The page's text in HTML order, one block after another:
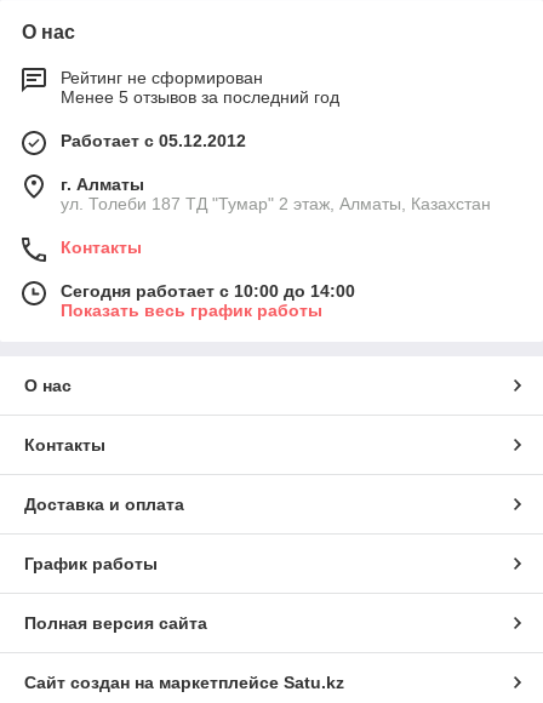
О нас
Рейтинг не сформирован
Менее 5 отзывов за последний год
Работает с 05.12.2012
г. Алматы
ул. Толеби 187 ТД "Тумар" 2 этаж, Алматы, Казахстан
Контакты
Сегодня работает с 10:00 до 14:00
Показать весь график работы
О нас
Контакты
Доставка и оплата
График работы
Полная версия сайта
Сайт создан на маркетплейсе Satu.kz